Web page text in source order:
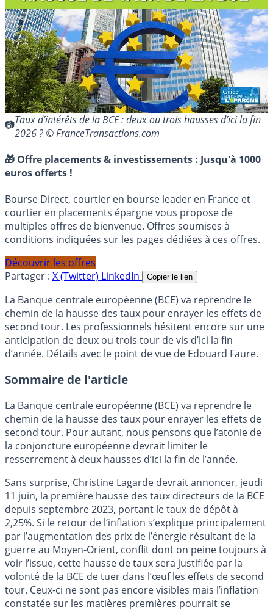
Taux d’intérêts de la BCE : deux ou trois hausses d’ici la fin
2026 ? © FranceTransactions.com
🎁 Offre placements & investissements : Jusqu'à 1000
euros offerts !
Bourse Direct, courtier en bourse leader en France et
courtier en placements épargne vous propose de
multiples offres de bienvenue. Offres soumises à
conditions indiquées sur les pages dédiées à ces offres.
Découvrir les offres
Partager : X (Twitter) LinkedIn Copier le lien
La Banque centrale européenne (BCE) va reprendre le
chemin de la hausse des taux pour enrayer les effets de
second tour. Les professionnels hésitent encore sur une
anticipation de deux ou trois tour de vis d’ici la fin
d’année. Détails avec le point de vue de Edouard Faure.
Sommaire de l'article
La Banque centrale européenne (BCE) va reprendre le
chemin de la hausse des taux pour enrayer les effets de
second tour. Pour autant, nous pensons que l’atonie de
la conjoncture européenne devrait limiter le
resserrement à deux hausses d’ici la fin de l’année.
Sans surprise, Christine Lagarde devrait annoncer, jeudi
11 juin, la première hausse des taux directeurs de la BCE
depuis septembre 2023, portant le taux de dépôt à
2,25%. Si le retour de l’inflation s’explique principalement
par l’augmentation des prix de l’énergie résultant de la
guerre au Moyen-Orient, conflit dont on peine toujours à
voir l’issue, cette hausse de taux sera justifiée par la
volonté de la BCE de tuer dans l’œuf les effets de second
tour. Ceux-ci ne sont pas encore visibles mais l’inflation
constatée sur les matières premières pourrait se